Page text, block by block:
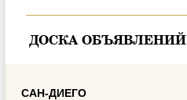
ДОСКА ОБЪЯВЛЕНИЙ
САН-ДИЕГО